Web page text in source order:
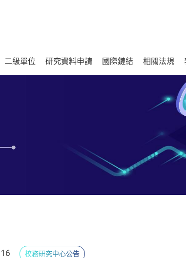
二級單位 研究資料申請 國際鏈結 相關法規
校務研究中心公告